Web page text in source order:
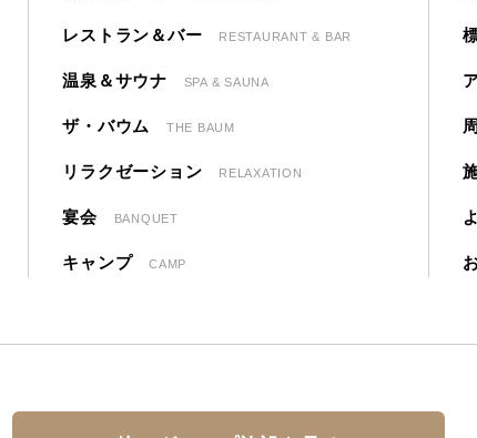
レストラン＆バー RESTAURANT & BAR
温泉＆サウナ SPA & SAUNA
ザ・バウム THE BAUM
リラクゼーション RELAXATION
宴会 BANQUET
キャンプ CAMP